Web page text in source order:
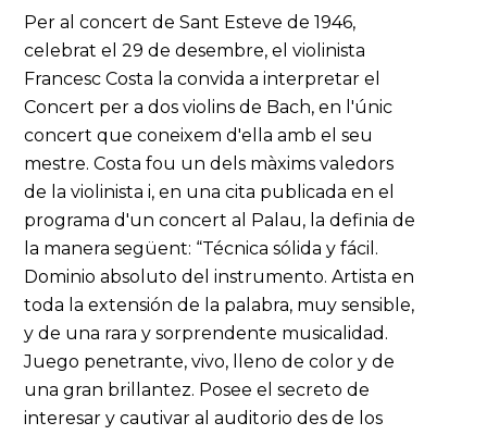
Per al concert de Sant Esteve de 1946,
celebrat el 29 de desembre, el violinista
Francesc Costa la convida a interpretar el
Concert per a dos violins de Bach, en l'únic
concert que coneixem d'ella amb el seu
mestre. Costa fou un dels màxims valedors
de la violinista i, en una cita publicada en el
programa d'un concert al Palau, la definia de
la manera següent: “Técnica sólida y fácil.
Dominio absoluto del instrumento. Artista en
toda la extensión de la palabra, muy sensible,
y de una rara y sorprendente musicalidad.
Juego penetrante, vivo, lleno de color y de
una gran brillantez. Posee el secreto de
interesar y cautivar al auditorio des de los